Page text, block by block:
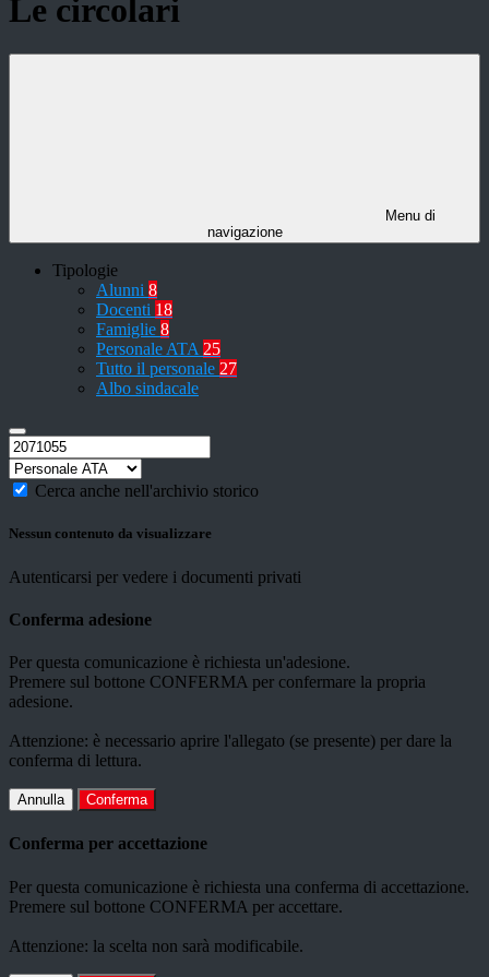
Le circolari
Menu di
navigazione
Tipologie
Alunni 8
Docenti 18
Famiglie 8
Personale ATA 25
Tutto il personale 27
Albo sindacale
Cerca anche nell'archivio storico
Nessun contenuto da visualizzare
Autenticarsi per vedere i documenti privati
Conferma adesione
Per questa comunicazione è richiesta un'adesione.
Premere sul bottone CONFERMA per confermare la propria
adesione.
Attenzione: è necessario aprire l'allegato (se presente) per dare la
conferma di lettura.
Annulla Conferma
Conferma per accettazione
Per questa comunicazione è richiesta una conferma di accettazione.
Premere sul bottone CONFERMA per accettare.
Attenzione: la scelta non sarà modificabile.